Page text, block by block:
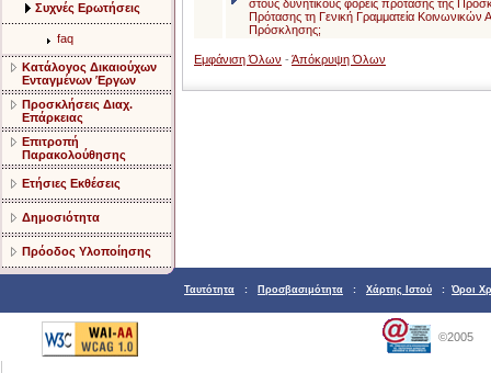
Συχνές Ερωτήσεις
faq
Κατάλογος Δικαιούχων
Ενταγμένων Έργων
Προσκλήσεις Διαχ.
Επάρκειας
Επιτροπή
Παρακολούθησης
Ετήσιες Εκθέσεις
Δημοσιότητα
Πρόοδος Υλοποίησης
στους δυνητικούς φορείς πρότασης της
Πρότασης τη Γενική Γραμματεία
Πρόσκλησης;
Εμφάνιση Όλων - Άπόκρυψη Όλων
Ταυτότητα : Προσβασιμότητα : Χάρτης Ιστού : Όροι
©2005